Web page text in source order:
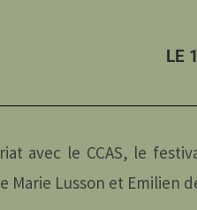
LE
avec le CCAS, le
Marie Lusson et Emilien